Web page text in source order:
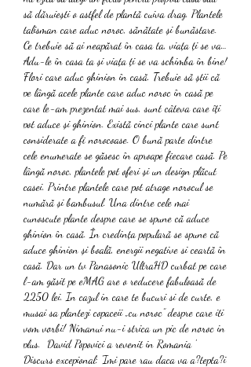
să dăruiești o astfel de plantă cuiva drag. Plantele
talisman care aduc noroc, sănătate și bunăstare.
Ce trebuie să ai neapărat în casa ta, viața ți se va…
Adu-le în casa ta și viața ți se va schimba în bine!
Flori care aduc ghinion în casă. Trebuie să știi că
pe lângă acele plante care aduc noroc în casă pe
care le-am prezentat mai sus, sunt câteva care îți
pot aduce și ghinion. Există cinci plante care sunt
considerate a fi norocoase. O bună parte dintre
cele enumerate se găsesc în aproape fiecare casă. Pe
lângă noroc, plantele pot oferi și un design plăcut
casei. Printre plantele care pot atrage norocul se
numără și bambusul. Una dintre cele mai
cunoscute plante despre care se spune că aduce
ghinion în casă. În credința populară se spune că
aduce ghinion și boală, energii negative si ceartă în
casă. Dar un tv Panasonic UltraHD curbat pe care
l-am găsit pe eMAG are o reducere fabuloasă de
2250 lei. In cazul in care te bucuri si de curte, e
musai sa plantezi copaceii „cu noroc” despre care iti
vom vorbi! Nimanui nu-i strica un pic de noroc in
plus.  David Popovici a revenit in Romania '
Discurs excepional: 'Imi pare rau daca va a?tepta?i